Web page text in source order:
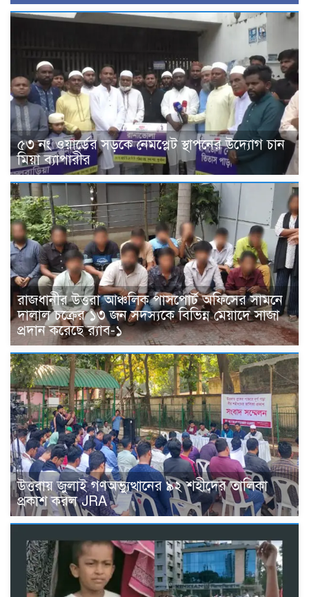
৫৩ নং ওয়ার্ডের সড়কে নেমপ্লেট স্থাপনের উদ্যোগ চান
মিয়া ব্যাপারীর
রাজধানীর উত্তরা আঞ্চলিক পাসপোর্ট অফিসের সামনে
দালাল চক্রের ১৩ জন সদস্যকে বিভিন্ন মেয়াদে সাজা
প্রদান করেছে র‌্যাব-১
উত্তরায় জুলাই গণঅভ্যুত্থানের ৯২ শহীদের তালিকা
প্রকাশ করল JRA